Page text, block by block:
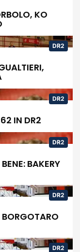
KO
DR2
DR2
IN DR2
DR2
BAKERY
DR2
DR2